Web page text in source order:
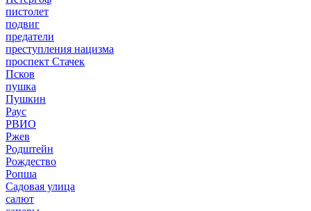
пистолет
подвиг
предатели
преступления нацизма
проспект Стачек
Псков
пушка
Пушкин
Раус
РВИО
Ржев
Родштейн
Рождество
Ропша
Садовая улица
салют